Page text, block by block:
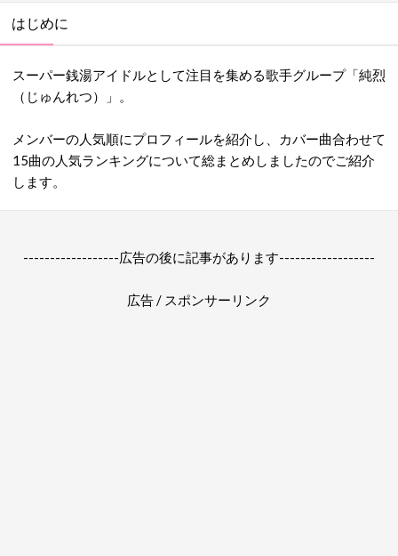
はじめに
スーパー銭湯アイドルとして注目を集める歌手グループ「純烈
（じゅんれつ）」。
メンバーの人気順にプロフィールを紹介し、カバー曲合わせて
15曲の人気ランキングについて総まとめしましたのでご紹介
します。
------------------広告の後に記事があります------------------
広告 / スポンサーリンク